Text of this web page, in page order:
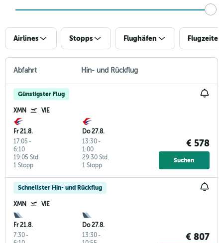
Airlines Stopps Flughäfen Flugzeiten
Abfahrt Hin- und Rückflug
Günstigster Flug
XMN VIE
Fr 21.8.
17:05 -
6:10
1 Stopp
19:05 Std.
Do 27.8.
13:30-
1:00
1 Stopp
29:30 Std.
€ 578
Suchen
Schnellster Hin- und Rückflug
XMN VIE
Fr 21.8.
7:30-
Do 27.8.
13:30-
€ 807